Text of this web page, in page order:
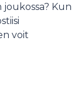
joukossa? Kun
voit